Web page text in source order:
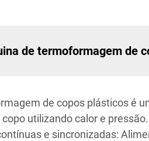
de termoformagem de
de copos plásticos é
utilizando calor e
e sincronizadas: